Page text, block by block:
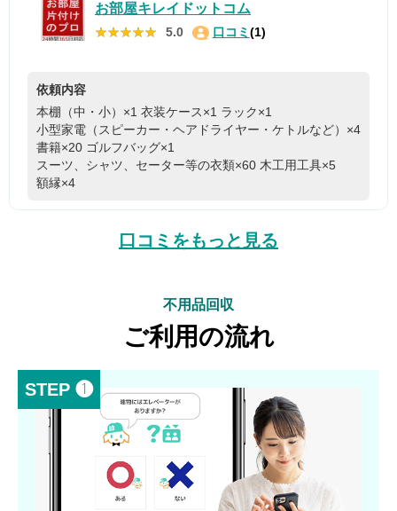
お部屋キレイドットコム
★★★★★
★★★★★ 5.0 口コミ (1)
依頼内容
本棚（中・小）×1 衣装ケース×1 ラック×1
小型家電（スピーカー・ヘアドライヤー・ケトルなど）×4
書籍×20 ゴルフバッグ×1
スーツ、シャツ、セーター等の衣類×60 木工用工具×5
額縁×4
口コミをもっと見る
不用品回収
ご利用の流れ
STEP ❶